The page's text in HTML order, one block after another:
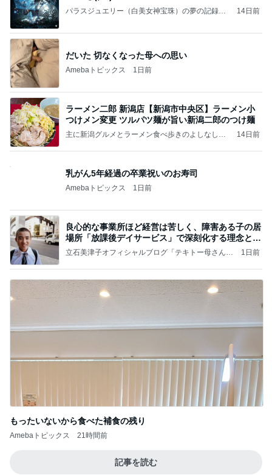
パラスジュエリー（白美女神宝珠）の夢の記録
14日前
だいた 切なくなった母への思い
Amebaトピックス 1日前
ラーメン二郎 新潟店【新潟市中央区】ラーメン小
つけメン変更 ツルパツ麺が旨い新潟二郎のつけ麺
主に新潟グルメとラーメン食べ歩きのよしなしご
14日前
乳がん5年経過の卒業祝いのお寿司
Amebaトピックス 1日前
良心的な事業所ほど経営は苦しく、障害ある子の居
場所「放課後デイサービス」で深刻化する理念と現
実の
立石美津子オフィシャルブログ「テキトー母さんの
1日前
もったいないから食べた補食の残り
Amebaトピックス 21時間前
記事を読む